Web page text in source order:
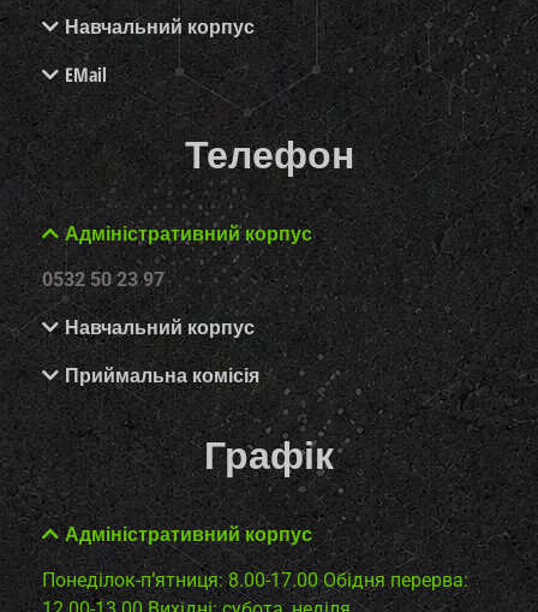
Навчальний корпус
EMail
Телефон
Адміністративний корпус
0532 50 23 97
Навчальний корпус
Приймальна комісія
Графік
Адміністративний корпус
Понеділок-п’ятниця: 8.00-17.00 Обідня перерва: